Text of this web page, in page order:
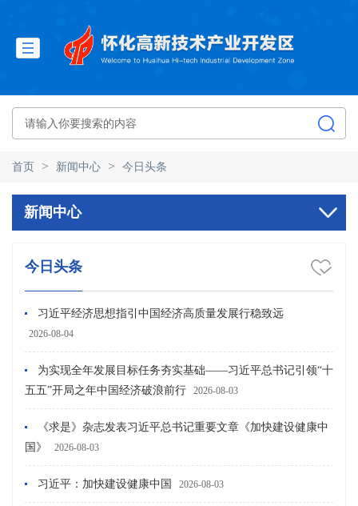
首页 > 新闻中心 > 今日头条
新闻中心
今日头条
习近平经济思想指引中国经济高质量发展行稳致远
2026-08-04
为实现全年发展目标任务夯实基础——习近平总书记引领“十
五五”开局之年中国经济破浪前行
2026-08-03
《求是》杂志发表习近平总书记重要文章《加快建设健康中
国》
2026-08-03
习近平：加快建设健康中国 2026-08-03